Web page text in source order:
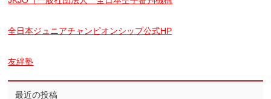
全日本ジュニアチャンピオンシップ公式HP
友絆塾
最近の投稿